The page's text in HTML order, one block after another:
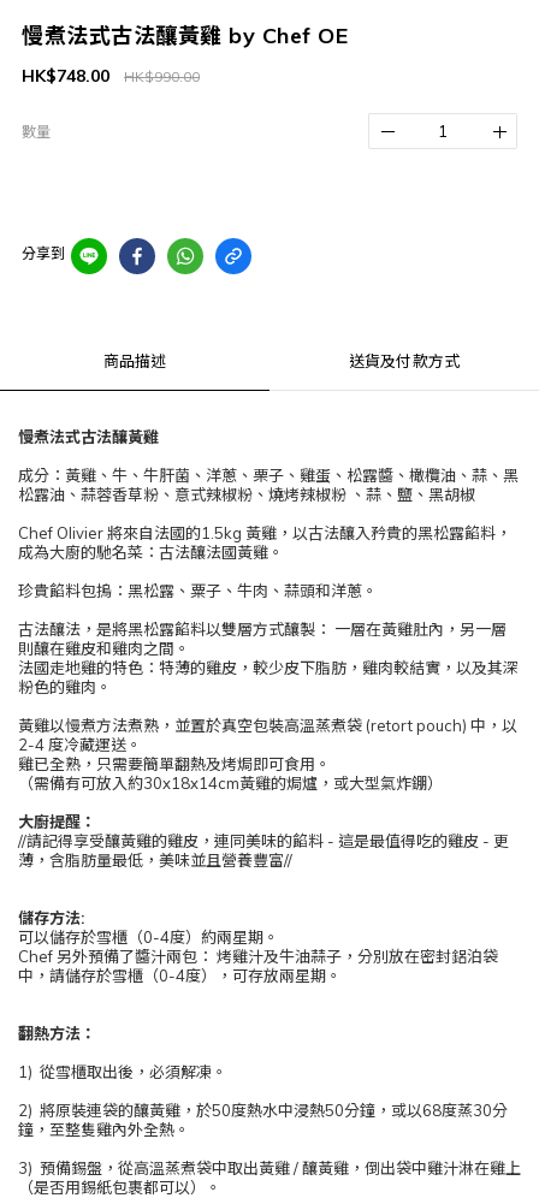
慢煮法式古法釀黃雞 by Chef OE
HK$990.00
HK$748.00
數量
分享到
商品描述 送貨及付款方式
慢煮法式古法釀黃雞
成分：黃雞、牛、牛肝菌、洋蔥、栗子、雞蛋、松露醬、橄欖油、蒜、黑
松露油、蒜蓉香草粉、意式辣椒粉、燒烤辣椒粉 、蒜、鹽、黑胡椒
Chef Olivier 將來自法國的1.5kg 黃雞，以古法釀入矜貴的黑松露餡料，
成為大廚的馳名菜：古法釀法國黃雞。
珍貴餡料包摀：黑松露、粟子、牛肉、蒜頭和洋蔥。
古法釀法，是將黑松露餡料以雙層方式釀製： 一層在黃雞肚內，另一層
則釀在雞皮和雞肉之間。
法國走地雞的特色：特薄的雞皮，較少皮下脂肪，雞肉較結實，以及其深
粉色的雞肉。
黃雞以慢煮方法煮熟，並置於真空包裝高溫蒸煮袋 (retort pouch) 中，以
2-4 度冷藏運送。
雞已全熟，只需要簡單翻熱及烤焗即可食用。
（需備有可放入約30x18x14cm黃雞的焗爐，或大型氣炸錋）
大廚提醒：
//請記得享受釀黃雞的雞皮，連同美味的餡料 - 這是最值得吃的雞皮 - 更
薄，含脂肪量最低，美味並且營養豐富//
儲存方法:
可以儲存於雪櫃（0-4度）約兩星期。
Chef 另外預備了醬汁兩包： 烤雞汁及牛油蒜子，分別放在密封鋁泊袋
中，請儲存於雪櫃（0-4度），可存放兩星期。
翻熱方法：
1) 從雪櫃取出後，必須解凍。
2) 將原裝連袋的釀黃雞，於50度熱水中浸熱50分鐘，或以68度蒸30分
鐘，至整隻雞內外全熱。
3) 預備錫盤，從高溫蒸煮袋中取出黃雞 / 釀黃雞，倒出袋中雞汁淋在雞上
（是否用錫紙包裹都可以）。